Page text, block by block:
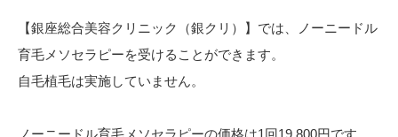
【銀座総合美容クリニック（銀クリ）】では、ノーニードル
育毛メソセラピーを受けることができます。
自毛植毛は実施していません。
ノーニードル育毛メソセラピーの価格は1回19,800円です。